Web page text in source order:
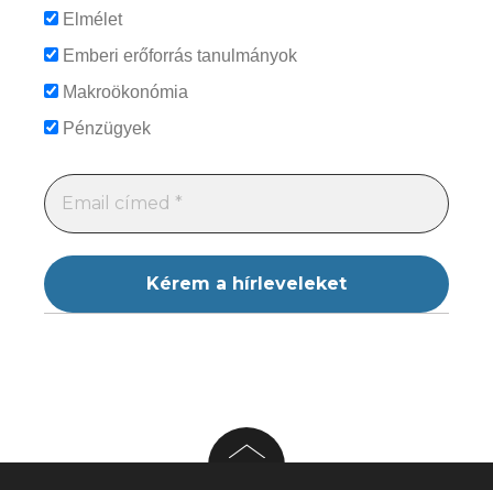
Elmélet
Emberi erőforrás tanulmányok
Makroökonómia
Pénzügyek